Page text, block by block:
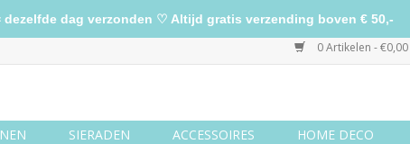
0 Artikelen - €0,00
SIERADEN ACCESSOIRES HOME DECO
dag verzonden ♡ Altijd gratis verzending boven € 50,-